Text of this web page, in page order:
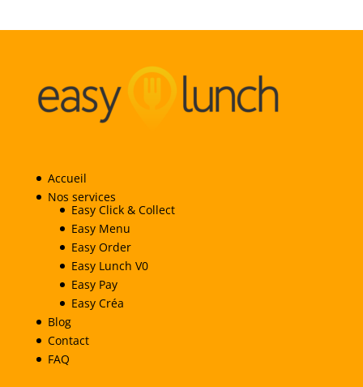
Accueil
Nos services
Easy Click & Collect
Easy Menu
Easy Order
Easy Lunch V0
Easy Pay
Easy Créa
Blog
Contact
FAQ